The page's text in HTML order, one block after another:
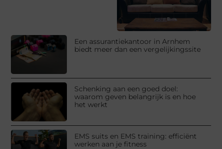
Een assurantiekantoor in Arnhem
biedt meer dan een vergelijkingssite
Schenking aan een goed doel:
waarom geven belangrijk is en hoe
het werkt
EMS suits en EMS training: efficiënt
werken aan je fitness